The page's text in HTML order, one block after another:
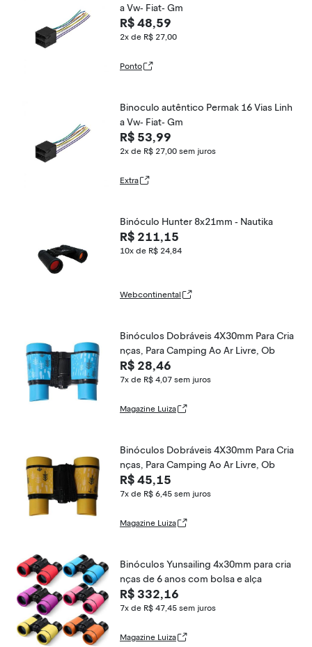
a Vw- Fiat- Gm
R$ 48,59
2x de R$ 27,00
Ponto
Binoculo autêntico Permak 16 Vias Linh
a Vw- Fiat- Gm
R$ 53,99
2x de R$ 27,00 sem juros
Extra
Binóculo Hunter 8x21mm - Nautika
R$ 211,15
10x de R$ 24,84
Webcontinental
Binóculos Dobráveis 4X30mm Para Cria
nças, Para Camping Ao Ar Livre, Ob
R$ 28,46
7x de R$ 4,07 sem juros
Magazine Luiza
Binóculos Dobráveis 4X30mm Para Cria
nças, Para Camping Ao Ar Livre, Ob
R$ 45,15
7x de R$ 6,45 sem juros
Magazine Luiza
Binóculos Yunsailing 4x30mm para cria
nças de 6 anos com bolsa e alça
R$ 332,16
7x de R$ 47,45 sem juros
Magazine Luiza